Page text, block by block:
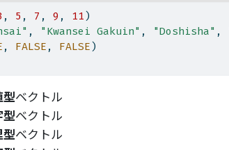
, 5 , 7 , 9 , 11)
, "Kwansei Gakuin" , "Doshisha" ,
, FALSE , FALSE)
ベクトル
ベクトル
型ベクトル